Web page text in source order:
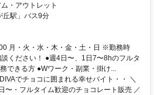
・アウトレット
丘駅」バス9分
⽉・⽕・⽔・⽊・⾦・⼟・⽇ ※勤務時
ください！ ●週4日〜、1日7〜8hのフルタ
できる方 ●Wワーク・副業・掛け...
でチョコに囲まれる幸せバイト・・ ＼
〜・フルタイム歓迎のチョコレート販売 ／